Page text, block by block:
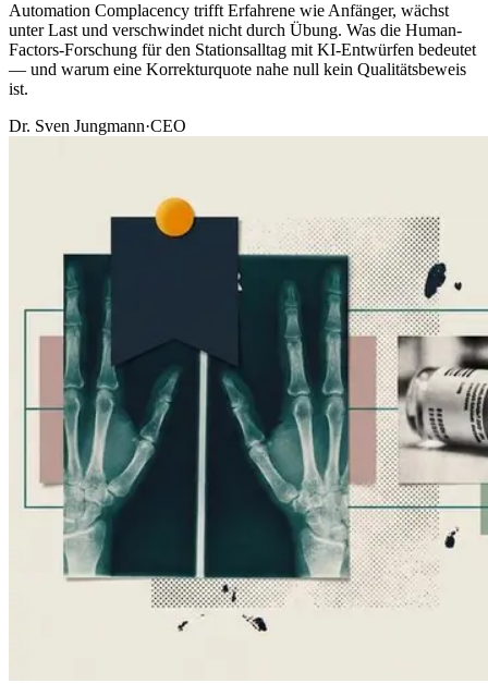
Automation Complacency trifft Erfahrene wie Anfänger, wächst
unter Last und verschwindet nicht durch Übung. Was die Human-
Factors-Forschung für den Stationsalltag mit KI-Entwürfen bedeutet
— und warum eine Korrekturquote nahe null kein Qualitätsbeweis
ist.
Dr. Sven Jungmann·CEO